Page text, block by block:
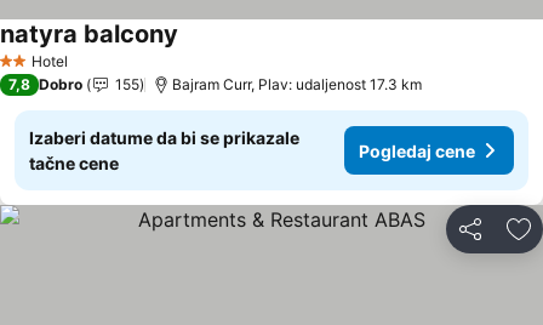
2 Zvezdice
Hotel
natyra balcony
7,8 Dobro 155 Bajram Curr, Plav: udaljenost 17.3 km
Izaberi datume da bi se prikazale
tačne cene
Pogledaj cene
Deli